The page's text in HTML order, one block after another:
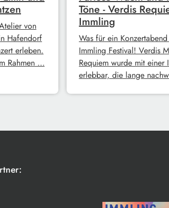
von
Hafendorf
erleben.
Rahmen …
Töne - Verdis
Immling
Was für ein
Immling Festival! Verdis
Requiem wurde mit einer
erlebbar, die lange